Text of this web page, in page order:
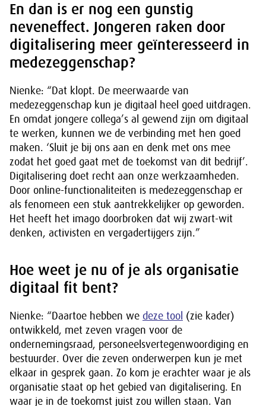
En dan is er nog een gunstig
neveneffect. Jongeren raken door
digitalisering meer geïnteresseerd in
medezeggenschap?
Nienke: “Dat klopt. De meerwaarde van
medezeggenschap kun je digitaal heel goed uitdragen.
En omdat jongere collega’s al gewend zijn om digitaal
te werken, kunnen we de verbinding met hen goed
maken. ‘Sluit je bij ons aan en denk met ons mee
zodat het goed gaat met de toekomst van dit bedrijf’.
Digitalisering doet recht aan onze werkzaamheden.
Door online-functionaliteiten is medezeggenschap er
als fenomeen een stuk aantrekkelijker op geworden.
Het heeft het imago doorbroken dat wij zwart-wit
denken, activisten en vergadertijgers zijn.”
Hoe weet je nu of je als organisatie
digitaal fit bent?
Nienke: “Daartoe hebben we deze tool (zie kader)
ontwikkeld, met zeven vragen voor de
ondernemingsraad, personeelsvertegenwoordiging en
bestuurder. Over die zeven onderwerpen kun je met
elkaar in gesprek gaan. Zo kom je erachter waar je als
organisatie staat op het gebied van digitalisering. En
waar je in de toekomst juist zou willen staan. Van